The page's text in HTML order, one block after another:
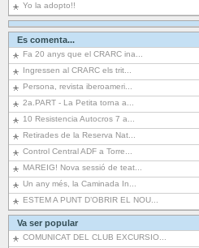
Yo la adopto!!
Es comenta...
Fa 20 anys que el CRARC ina...
Ingressen al CRARC els trit...
Persona, revista iberoameri...
2a.PART - La Petita torna a...
10 Resistencia Autocros 7 a...
Retirades de la Reserva Nat...
Control Central ADF a Torre...
MAREIG! Nova sessió de teat...
Un any més, la Caminada In...
ESTEM A PUNT D’OBRIR EL NOU...
Va ser popular
COMUNICAT DEL CLUB EXCURSIO...